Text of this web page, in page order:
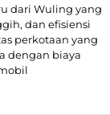
dari Wuling yang
dan efisiensi
perkotaan yang
dengan biaya